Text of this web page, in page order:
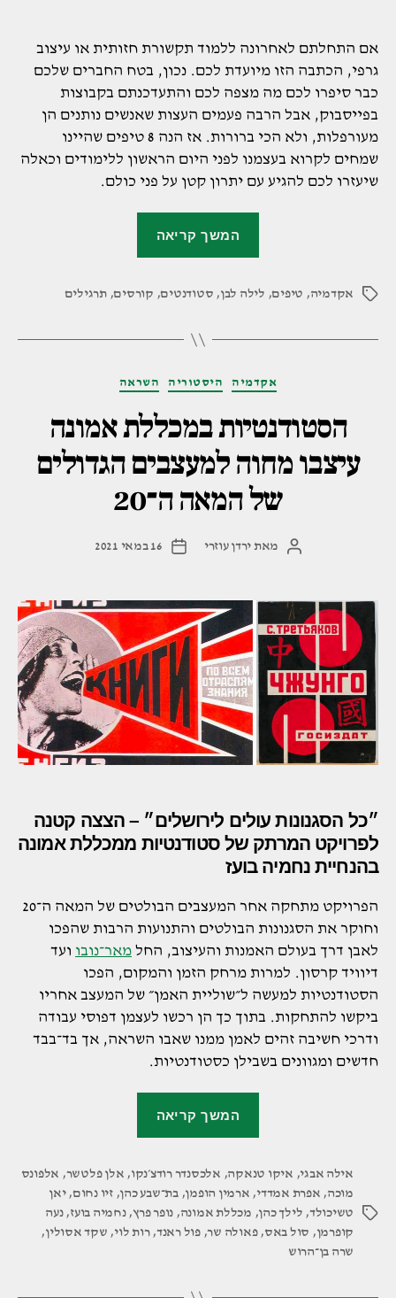
אם התחלתם לאחרונה ללמוד תקשורת חזותית או עיצוב
גרפי, הכתבה הזו מיועדת לכם. נכון, בטח החברים שלכם
כבר סיפרו לכם מה מצפה לכם והתעדכנתם בקבוצות
בפייסבוק, אבל הרבה פעמים העצות שאנשים נותנים הן
מעורפלות, ולא הכי ברורות. אז הנה 8 טיפים שהיינו
שמחים לקרוא בעצמנו לפני היום הראשון ללימודים וכאלה
שיעזרו לכם להגיע עם יתרון קטן על פני כולם.
המשך קריאה
שמתחילים
עיצוב
תגיותאקדמיה, טיפים, לילה לבן, סטודנטים, קורסים,תרגילים
קטגוריות אקדמיה היסטוריה השראה
הסטודנטיות במכללת אמונה
עיצבו מחוה למעצבים הגדולים
של המאה ה־20
המחבר
מאת ירדן עוזרי
תאריך
16 במאי 2021
״כל הסגנונות עולים לירושלים״ – הצצה קטנה
לפרויקט המרתק של סטודנטיות ממכללת אמונה
בהנחיית נחמיה בועז
הפרויקט מתחקה אחר המעצבים הבולטים של המאה ה־20
וחוקר את הסגנונות הבולטים והתנועות הרבות שהפכו
לאבן דרך בעולם האמנות והעיצוב, החל מאר־נובו ועד
דיוויד קרסון. למרות מרחק הזמן והמקום, הפכו
הסטודנטיות למעשה ל״שוליית האמן״ של המעצב אחריו
ביקשו להתחקות. בתוך כך הן רכשו לעצמן דפוסי עבודה
ודרכי חשיבה זהים לאמן ממנו שאבו השראה, אך בד־בבד
חדשים ומגוונים בשבילן כסטודנטיות.
המשך קריאה
עיצבו
מחוה
למעצבים
המאה
תגיות
אילה אבגי, איקו טנאקה, אלכסנדר רודצ׳נקו, אלן פלטשר, אלפונס
מוכה, אפרת אמדדי, ארמין הופמן,בת־שבע כהן,זיו נחום,יאן
טשיכולד, לילך כהן, מכללת אמונה, נופר פרץ,נחמיה בועז,נעה
קופרמן, סול באס,פאולה שר,פול ראנד,רות לוי, שקד אסולין,
שרה בן־הרוש